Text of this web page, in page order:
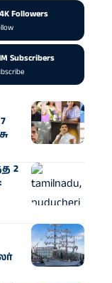
Followers
Subscribers
2